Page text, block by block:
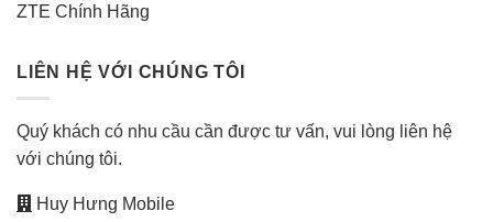
ZTE Chính Hãng
LIÊN HỆ VỚI CHÚNG TÔI
Quý khách có nhu cầu cần được tư vấn, vui lòng liên hệ
với chúng tôi.
Huy Hưng Mobile